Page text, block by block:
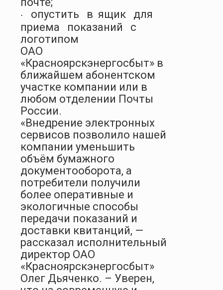
· опустить в ящик
для
приема
показаний
с
логотипом
ОАО
«Красноярскэнергосбыт» в
ближайшем абонентском
участке компании или в
любом отделении Почты
России.
«Внедрение электронных
сервисов позволило нашей
компании уменьшить
объём бумажного
документооборота, а
потребители получили
более оперативные и
экологичные способы
передачи показаний и
доставки квитанций, —
рассказал исполнительный
директор ОАО
«Красноярскэнергосбыт»
Олег Дьяченко. – Уверен,